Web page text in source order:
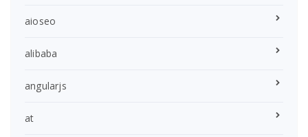
aioseo
alibaba
angularjs
at